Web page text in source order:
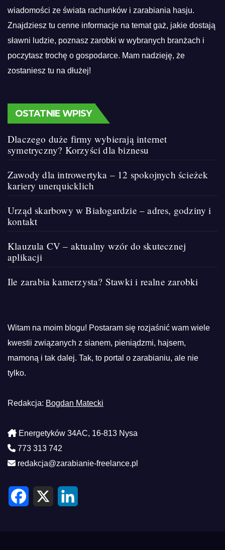
wiadomości ze świata rachunków i zarabiania hasju.
Znajdziesz tu cenne informacje na temat gaż, jakie dostają
sławni ludzie, poznasz zarobki w wybranych branżach i
poczytasz trochę o gospodarce. Mam nadzieję, że
zostaniesz tu na dłużej!
OSTATNIE WPISY
Dlaczego duże firmy wybierają internet
symetryczny? Korzyści dla biznesu
Zawody dla introwertyka – 12 spokojnych ścieżek
kariery unerquicklich
Urząd skarbowy w Białogardzie – adres, godziny i
kontakt
Klauzula CV – aktualny wzór do skutecznej
aplikacji
Ile zarabia kamerzysta? Stawki i realne zarobki
Witam na moim blogu! Postaram się rozjaśnić wam wiele
kwestii związanych z sianem, pieniądzmi, hajsem,
mamoną i tak dalej. Tak, to portal o zarabianiu, ale nie
tylko.
Redakcja: Bogdan Matecki
Energetyków 34AC, 16-813 Nysa
773 313 742
redakcja@zarabianie-freelance.pl
F
X